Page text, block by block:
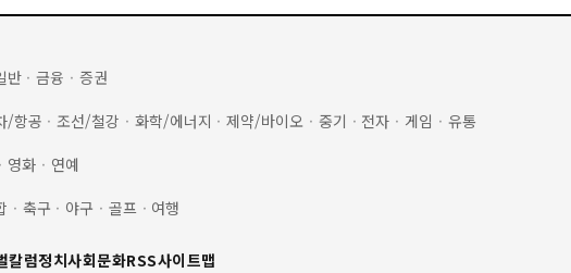
반 · 금융 · 증권
/항공 · 조선/철강 · 화학/에너지 · 제약/바이오 · 중기 · 전자 · 게임 · 유통
· 영화 · 연예
· 축구 · 야구 · 골프 · 여행
칼럼정치사회문화RSS사이트맵